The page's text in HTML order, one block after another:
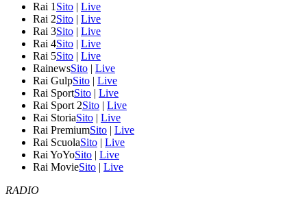
Rai 1 Sito | Live
Rai 2Sito | Live
Rai 3Sito | Live
Rai 4Sito | Live
Rai 5Sito | Live
RainewsSito | Live
Rai GulpSito | Live
Rai SportSito | Live
Rai Sport 2Sito | Live
Rai StoriaSito | Live
Rai PremiumSito | Live
Rai ScuolaSito | Live
Rai YoYoSito | Live
Rai MovieSito | Live
RADIO